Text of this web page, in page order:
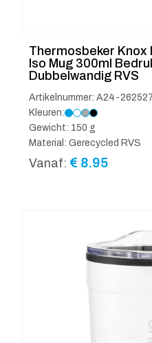
Thermosbeker Knox
Iso Mug 300ml
Dubbelwandig RVS
Artikelnummer: A24-
Kleuren:
Gewicht: 150 g
Material: Gerecycled RVS
Vanaf: € 8.95